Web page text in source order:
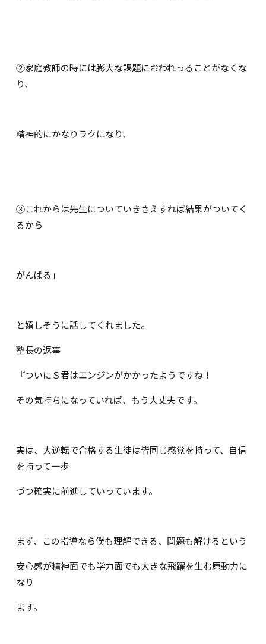
②家庭教師の時には膨大な課題におわれっることがなくな
り、
精神的にかなりラクになり、
③これからは先生についていきさえすれば結果がついてく
るから
がんばる｣
と嬉しそうに話してくれました。
塾長の返事
『ついにＳ君はエンジンがかかったようですね！
その気持ちになっていれば、もう大丈夫です。
実は、大逆転で合格する生徒は皆同じ感覚を持って、自信
を持って一歩
づつ確実に前進していっています。
まず、この指導なら僕も理解できる、問題も解けるという
安心感が精神面でも学力面でも大きな飛躍を生む原動力に
なり
ます。